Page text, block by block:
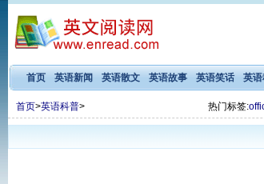
首页 英语新闻 英语散文 英语故事 英语笑话 英
首页>英语科普> 热门标签: